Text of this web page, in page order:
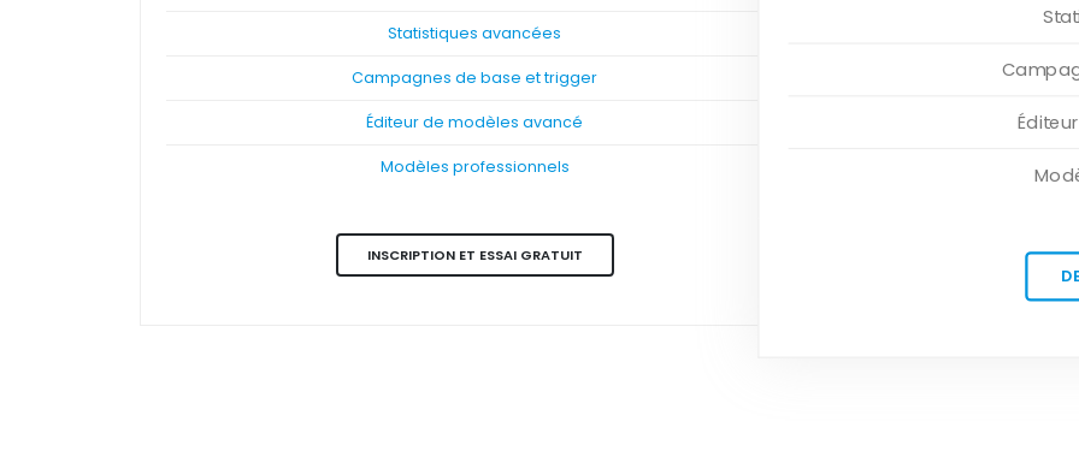
Statistiques avancées
Campagnes de base et trigger
Éditeur de modèles avancé
Modèles professionnels
INSCRIPTION ET ESSAI GRATUIT